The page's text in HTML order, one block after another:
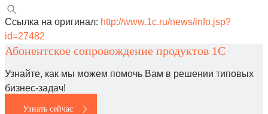
Ссылка на оригинал: http://www.1c.ru/news/info.jsp?
id=27482
Абонентское сопровождение продуктов 1C
Узнайте, как мы можем помочь Вам в решении типовых
бизнес-задач!
Узнать сейчас